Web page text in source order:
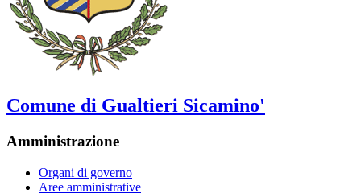
Comune di Gualtieri Sicamino'
Amministrazione
Organi di governo
Aree amministrative